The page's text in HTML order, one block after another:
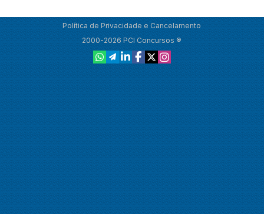
Política de Privacidade e Cancelamento
2000-2026 PCI Concursos ®